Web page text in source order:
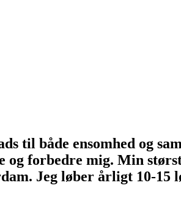
til både ensomhed og
og forbedre mig. Min
Jeg løber årligt 10-15